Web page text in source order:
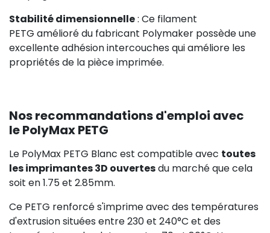
Stabilité dimensionnelle: Ce filament
PETG amélioré du fabricant Polymaker possède une
excellente adhésion intercouches qui améliore les
propriétés de la pièce imprimée.
Nos recommandations d'emploi avec
le PolyMax PETG
Le PolyMax PETG Blanc est compatible avec toutes
les imprimantes 3D ouvertesdu marché que cela
soit en 1.75 et 2.85mm.
Ce PETG renforcé s'imprime avec des températures
d'extrusion situées entre 230 et 240°C et des